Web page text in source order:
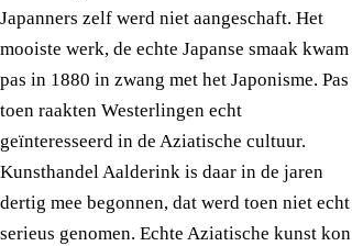
Japanners zelf werd niet aangeschaft. Het
mooiste werk, de echte Japanse smaak kwam
pas in 1880 in zwang met het Japonisme. Pas
toen raakten Westerlingen echt
geïnteresseerd in de Aziatische cultuur.
Kunsthandel Aalderink is daar in de jaren
dertig mee begonnen, dat werd toen niet echt
serieus genomen. Echte Aziatische kunst kon